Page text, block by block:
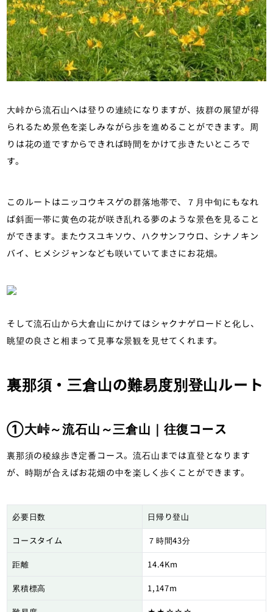
大峠から流石山へは登りの連続になりますが、抜群の展望が得
られるため景色を楽しみながら歩を進めることができます。周
りは花の道ですからできれば時間をかけて歩きたいところで
す。
このルートはニッコウキスゲの群落地帯で、７月中旬にもなれ
ば斜面一帯に黄色の花が咲き乱れる夢のような景色を見ること
ができます。またウスユキソウ、ハクサンフウロ、シナノキン
バイ、ヒメシジャンなども咲いていてまさにお花畑。
そして流石山から大倉山にかけてはシャクナゲロードと化し、
眺望の良さと相まって見事な景観を見せてくれます。
裏那須・三倉山の難易度別登山ルート
①大峠～流石山～三倉山｜往復コース
裏那須の稜線歩き定番コース。流石山までは直登となります
が、時期が合えばお花畑の中を楽しく歩くことができます。
必要日数 日帰り登山
コースタイム ７時間43分
距離 14.4Km
累積標高 1,147m